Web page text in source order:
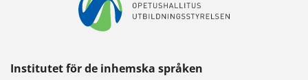
Institutet för de inhemska språken